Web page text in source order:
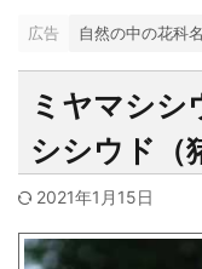
広告 自然の中の花科
ミヤマシシ
シシウド（
2021年1月15日